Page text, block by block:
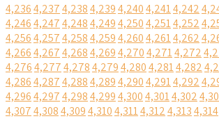
4,2364,2374,2384,2394,2404,2414,242
4,2464,2474,2484,2494,2504,2514,252
4,2564,2574,2584,2594,2604,2614,262
4,2664,2674,2684,2694,2704,2714,272
4,2764,2774,2784,2794,2804,2814,282
4,2864,2874,2884,2894,2904,2914,292
4,2964,2974,2984,2994,3004,3014,302
4,3074,3084,3094,3104,3114,3124,3134,314